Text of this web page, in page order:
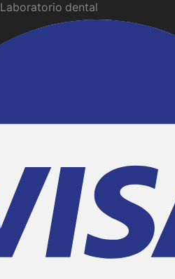
Laboratorio dental